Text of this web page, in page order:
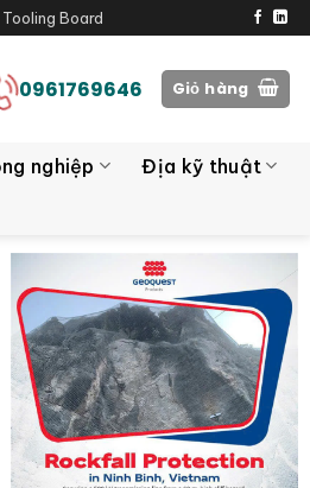
Board
0961769646 Giỏ hàng
nghiệp
Địa kỹ thuật